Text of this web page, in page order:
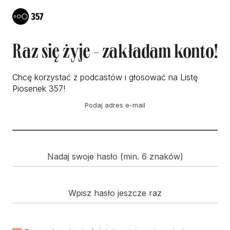
Raz się żyje - zakładam konto!
Chcę korzystać z podcastów i głosować na Listę
Piosenek 357!
Podaj adres e-mail
Nadaj swoje hasło (min. 6 znaków)
Wpisz hasło jeszcze raz